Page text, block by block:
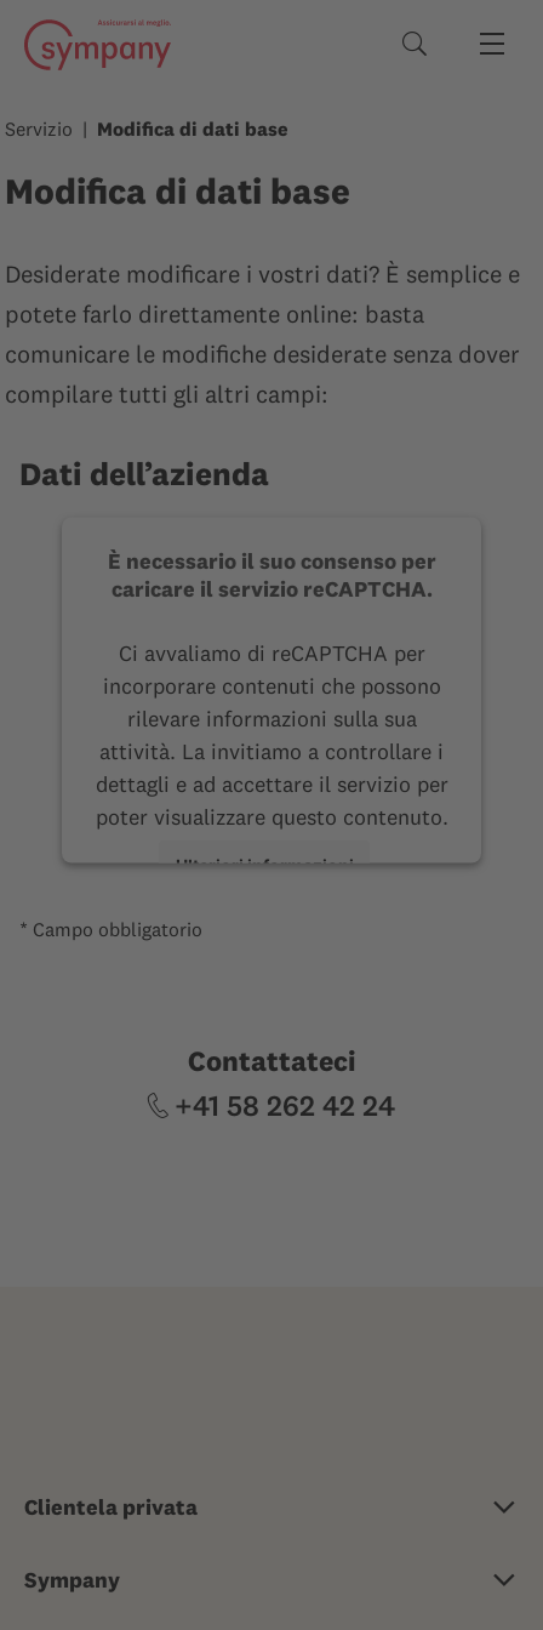
Termini di
Servizio Modifica di dati base
Modifica di dati base
Desiderate modificare i vostri dati? È semplice e
potete farlo direttamente online: basta
comunicare le modifiche desiderate senza dover
compilare tutti gli altri campi:
Dati dell’azienda
È necessario il suo consenso per
caricare il servizio reCAPTCHA.
Ci avvaliamo di reCAPTCHA per
incorporare contenuti che possono
rilevare informazioni sulla sua
attività. La invitiamo a controllare i
dettagli e ad accettare il servizio per
poter visualizzare questo contenuto.
Ulteriori informazioni
* Campo obbligatorio
Contattateci
+41 58 262 42 24
Clientela privata
Assicurazione complementare
Sympany